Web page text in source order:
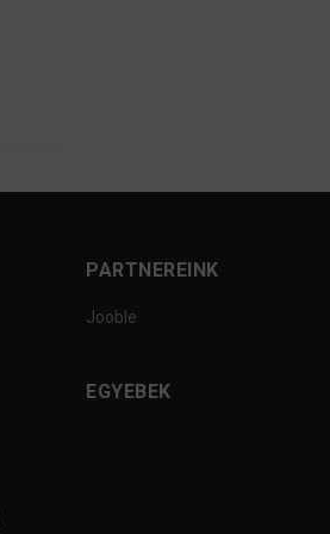
PARTNEREINK
Jooble
EGYEBEK